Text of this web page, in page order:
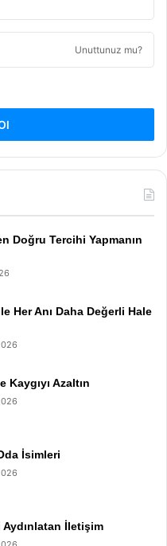
Unuttunuz mu?
Doğru Tercihi Yapmanın
Her Anı Daha Değerli Hale
Kaygıyı Azaltın
İsimleri
İletişim